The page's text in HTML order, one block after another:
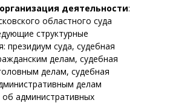
деятельности:
областного суда
структурные
президиум суда, судебная
делам, судебная
делам, судебная
делам
административных